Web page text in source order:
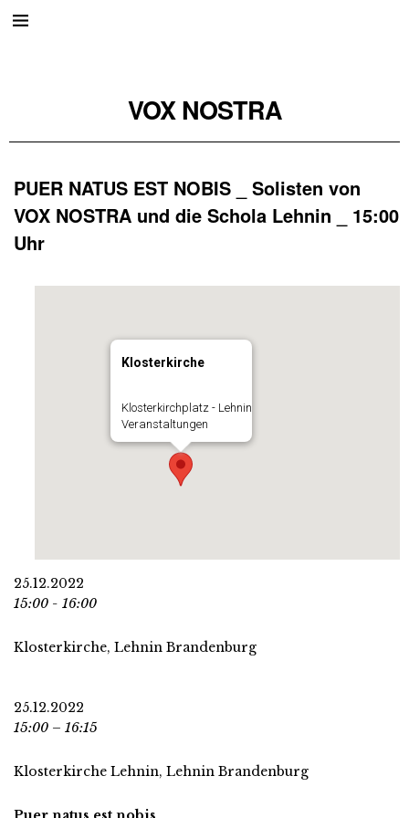
VOX NOSTRA
PUER NATUS EST NOBIS _ Solisten von
VOX NOSTRA und die Schola Lehnin _ 15:00
Uhr
Klosterkirche
Klosterkirchplatz - Lehnin
Veranstaltungen
25.12.2022
15:00 - 16:00
Klosterkirche, Lehnin Brandenburg
25.12.2022
15:00 – 16:15
Klosterkirche Lehnin, Lehnin Brandenburg